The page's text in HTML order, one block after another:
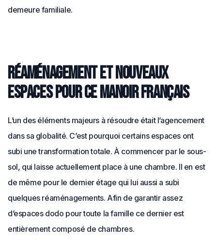
demeure familiale.
Réaménagement et nouveaux
espaces pour ce manoir français
L’un des éléments majeurs à résoudre était l’agencement
dans sa globalité. C’est pourquoi certains espaces ont
subi une transformation totale. À commencer par le sous-
sol, qui laisse actuellement place à une chambre. Il en est
de même pour le dernier étage qui lui aussi a subi
quelques réaménagements. Afin de garantir assez
d’espaces dodo pour toute la famille ce dernier est
entièrement composé de chambres.